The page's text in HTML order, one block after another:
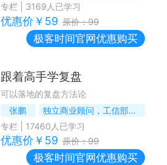
专栏
3169 人已学习
优惠价￥ 59 原价：99
极客时间官网优惠购买
跟着高手学复盘
可以落地的复盘方法论
张鹏
独立商业顾问，工信部数字化管理特聘专家
专栏
17460 人已学习
优惠价￥ 59 原价：99
极客时间官网优惠购买